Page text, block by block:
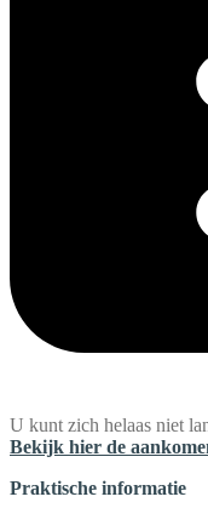
U kunt zich helaas niet
Bekijk hier de
Praktische informatie